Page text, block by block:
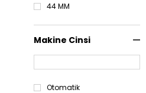
44 MM
Makine Cinsi
Otomatik